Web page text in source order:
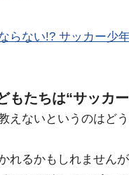
らない!? サッカー少
もたちは“サッカ
ないというのはどう
れるかもしれません